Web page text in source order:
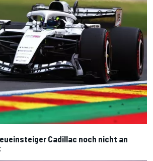
Cadillac noch nicht an